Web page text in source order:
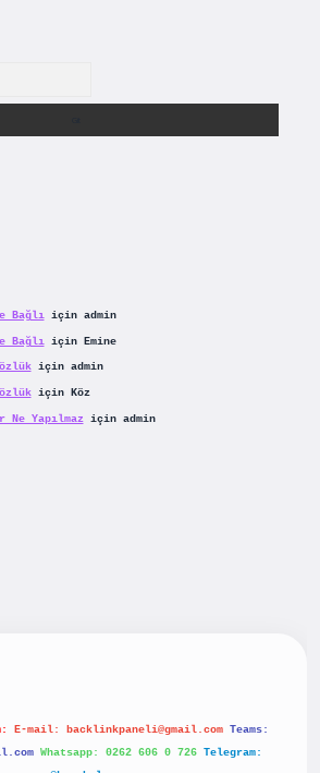
Bağlıiçin admin
Bağlıiçin Emine
için admin
için Köz
Ne Yapılmaziçin admin
E-mail: backlinkpaneli@gmail.com Teams:
Whatsapp: 0262 606 0 726 Telegram: